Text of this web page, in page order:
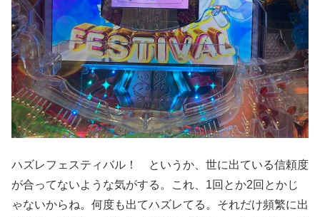
ハズレフェスティバル！ というか、世に出ている信頼度
が合ってないような気がする。これ、1回とか2回とかじ
ゃないからね。何度も出てハズレてる。それだけ頻繁に出